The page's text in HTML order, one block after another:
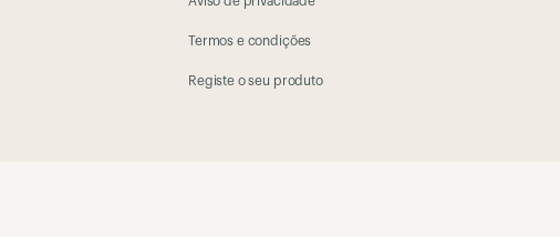
Termos e condições
Registe o seu produto